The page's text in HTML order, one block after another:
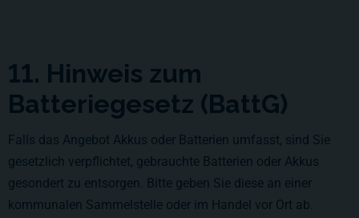
11. Hinweis zum
Batteriegesetz (BattG)
Falls das Angebot Akkus oder Batterien umfasst, sind Sie
gesetzlich verpflichtet, gebrauchte Batterien oder Akkus
gesondert zu entsorgen. Bitte geben Sie diese an einer
kommunalen Sammelstelle oder im Handel vor Ort ab.